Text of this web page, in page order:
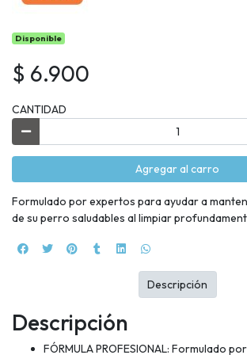
Disponible
$ 6.900
CANTIDAD
Agregar al carro
Formulado por expertos para ayudar a
de su perro saludables al limpiar
Descripción
FÓRMULA PROFESIONAL: Formulado
Descripción